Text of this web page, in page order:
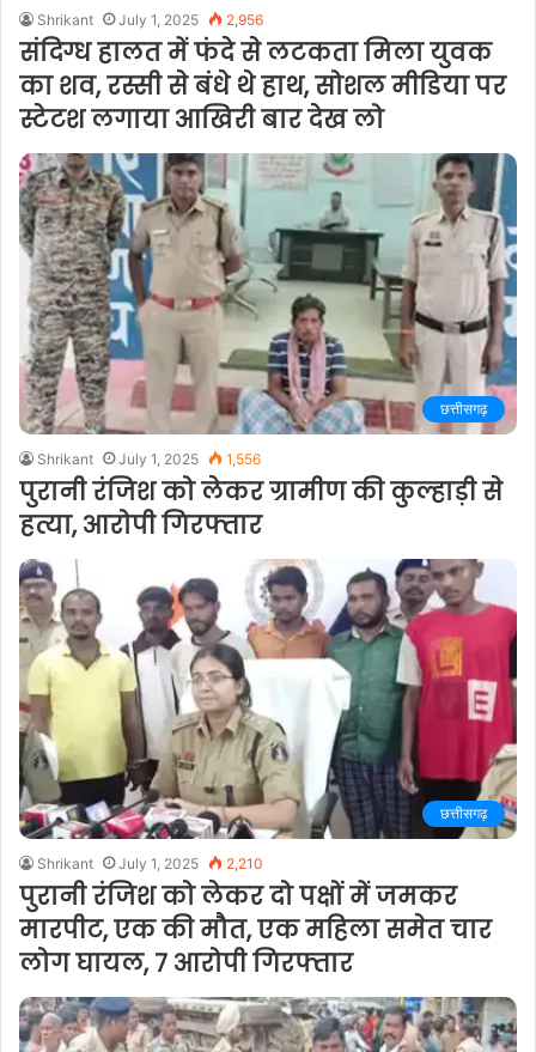
Shrikant July 1, 2025 2,956
संदिग्ध हालत में फंदे से लटकता मिला युवक
का शव, रस्सी से बंधे थे हाथ, सोशल मीडिया पर
स्टेटश लगाया आखिरी बार देख लो
छत्तीसगढ़
Shrikant July 1, 2025 1,556
पुरानी रंजिश को लेकर ग्रामीण की कुल्हाड़ी से
हत्या, आरोपी गिरफ्तार
छत्तीसगढ़
Shrikant July 1, 2025 2,210
पुरानी रंजिश को लेकर दो पक्षों में जमकर
मारपीट, एक की मौत, एक महिला समेत चार
लोग घायल, 7 आरोपी गिरफ्तार